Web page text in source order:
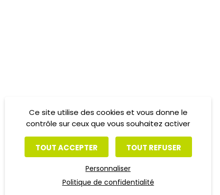
Ce site utilise des cookies et vous donne le
contrôle sur ceux que vous souhaitez activer
TOUT ACCEPTER TOUT REFUSER
Personnaliser
Politique de confidentialité